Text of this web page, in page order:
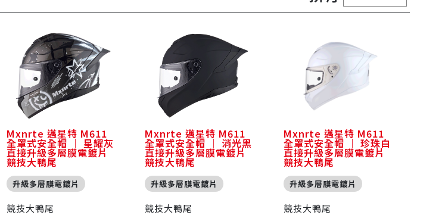
Mxnrte 邁星特 M611
全罩式安全帽 ｜ 星耀灰
直接升級多層膜電鍍片
競技大鴨尾
升級多層膜電鍍片
競技大鴨尾
Mxnrte 邁星特 M611
全罩式安全帽 ｜ 消光黑
直接升級多層膜電鍍片
競技大鴨尾
升級多層膜電鍍片
競技大鴨尾
Mxnrte 邁星特 M611
全罩式安全帽 ｜ 珍珠白
直接升級多層膜電鍍片
競技大鴨尾
升級多層膜電鍍片
競技大鴨尾